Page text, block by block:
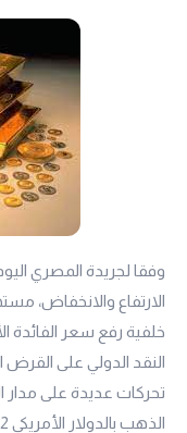
وفقا لجريدة المصري
الارتفاع والانخفاض،
خلفية رفع سعر الفائدة
النقد الدولي على
تحركات عديدة على